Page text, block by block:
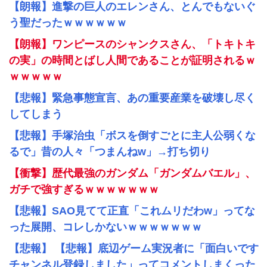
【朗報】進撃の巨人のエレンさん、とんでもないぐ
う聖だったｗｗｗｗｗｗ
【朗報】ワンピースのシャンクスさん、「トキトキ
の実」の時間とばし人間であることが証明されるｗ
ｗｗｗｗｗ
【悲報】緊急事態宣言、あの重要産業を破壊し尽く
してしまう
【悲報】手塚治虫「ボスを倒すごとに主人公弱くな
るで」昔の人々「つまんねw」→打ち切り
【衝撃】歴代最強のガンダム「ガンダムバエル」、
ガチで強すぎるｗｗｗｗｗｗｗ
【悲報】SAO見てて正直「これムリだわw」ってな
った展開、コレしかないｗｗｗｗｗｗｗ
【悲報】 【悲報】底辺ゲーム実況者に「面白いです
チャンネル登録しました」ってコメントしまくった